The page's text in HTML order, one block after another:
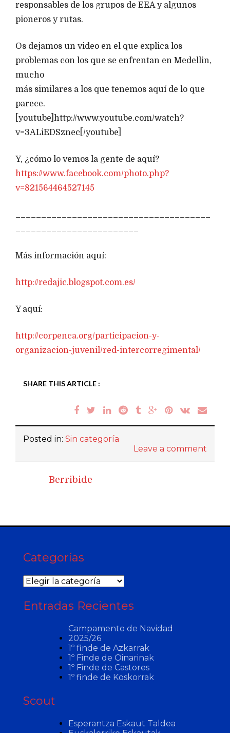
responsables de los grupos de EEA y algunos
pioneros y rutas.
Os dejamos un video en el que explica los
problemas con los que se enfrentan en Medellin,
mucho
más similares a los que tenemos aquí de lo que
parece.
[youtube]http://www.youtube.com/watch?
v=3ALiEDSznec[/youtube]
Y, ¿cómo lo vemos la gente de aquí?
https://www.facebook.com/photo.php?
v=821564464527145
Más información aquí:
http://redajic.blogspot.com.es/
Y aquí:
http://corpenca.org/participacion-y-
organizacion-juvenil/red-intercorregimental/
SHARE THIS ARTICLE :
Posted in: Sin categoría
Leave a comment
Berribide
Categorías
Categorías
Entradas Recientes
Campamento de Navidad
2025/26
1º finde de Azkarrak
1º Finde de Oinarinak
1º Finde de Castores
1º finde de Koskorrak
Scout
Esperantza Eskaut Taldea